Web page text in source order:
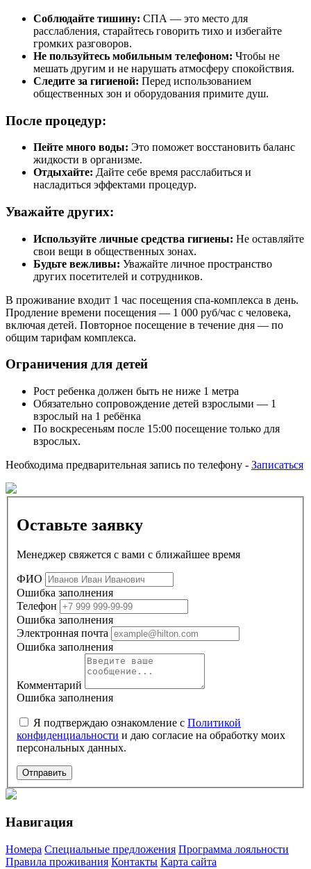
Соблюдайте тишину: СПА — это место для
расслабления, старайтесь говорить тихо и избегайте
громких разговоров.
Не пользуйтесь мобильным телефоном: Чтобы не
мешать другим и не нарушать атмосферу спокойствия.
Следите за гигиеной: Перед использованием
общественных зон и оборудования примите душ.
После процедур:
Пейте много воды: Это поможет восстановить баланс
жидкости в организме.
Отдыхайте: Дайте себе время расслабиться и
насладиться эффектами процедур.
Уважайте других:
Используйте личные средства гигиены: Не оставляйте
свои вещи в общественных зонах.
Будьте вежливы: Уважайте личное пространство
других посетителей и сотрудников.
В проживание входит 1 час посещения спа-комплекса в день.
Продление времени посещения — 1 000 руб/час с человека,
включая детей. Повторное посещение в течение дня — по
общим тарифам комплекса.
Ограничения для детей
Рост ребенка должен быть не ниже 1 метра
Обязательно сопровождение детей взрослыми — 1
взрослый на 1 ребёнка
По воскресеньям после 15:00 посещение только для
взрослых.
Необходима предварительная запись по телефону - Записаться
Оставьте заявку
Менеджер свяжется с вами с ближайшее время
ФИО
Ошибка заполнения
Телефон
Ошибка заполнения
Электронная почта
Ошибка заполнения
Комментарий
Ошибка заполнения
Я подтверждаю ознакомление с Политикой
конфиденциальности
персональных данных.
Отправить
Навигация
Номера Специальные предложения Программа лояльности
Правила проживания Контакты Карта сайта